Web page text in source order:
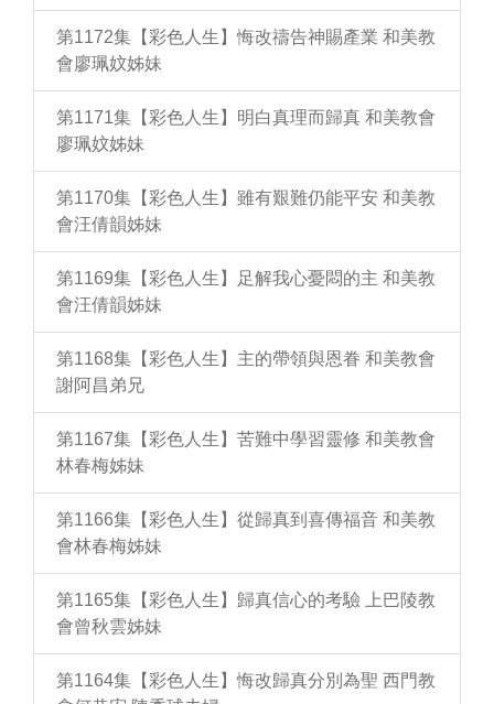
第1172集【彩色人生】悔改禱告神賜產業 和美教
會廖珮妏姊妹
第1171集【彩色人生】明白真理而歸真 和美教會
廖珮妏姊妹
第1170集【彩色人生】雖有艱難仍能平安 和美教
會汪倩韻姊妹
第1169集【彩色人生】足解我心憂悶的主 和美教
會汪倩韻姊妹
第1168集【彩色人生】主的帶領與恩眷 和美教會
謝阿昌弟兄
第1167集【彩色人生】苦難中學習靈修 和美教會
林春梅姊妹
第1166集【彩色人生】從歸真到喜傳福音 和美教
會林春梅姊妹
第1165集【彩色人生】歸真信心的考驗 上巴陵教
會曾秋雲姊妹
第1164集【彩色人生】悔改歸真分別為聖 西門教